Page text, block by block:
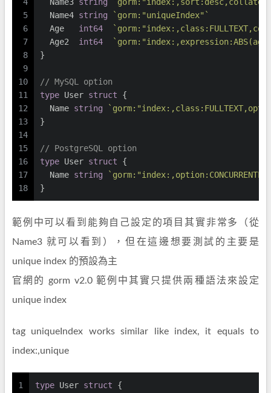
5
6
7
8
9
10
11
12
13
14
15
16
17
18
  Name4
string
`gorm:"uniqueIndex"`
  Age
int64
  Age2
int64
}
// MySQL option
type User struct {
  Name
string
}
// PostgreSQL option
type User struct {
  Name
string
}
範例中可以看到能夠自己設定的項目其實非常多（從
Name3 就可以看到），但在這邊想要測試的主要是
unique index 的預設為主
官網的 gorm v2.0 範例中其實只提供兩種語法來設定
unique index
tag uniqueIndex works similar like index, it equals to
index:,unique
1
type User struct {